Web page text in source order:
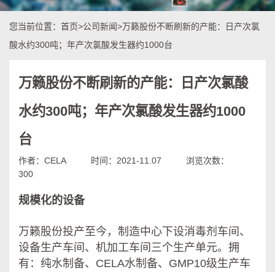
您当前位置： 首页>公司新闻>万籁股份不断刷新的产能：日产次氯
酸水约300吨；年产次氯酸发生器约1000台
万籁股份不断刷新的产能：日产次氯酸
水约300吨；年产次氯酸发生器约1000
台
作者：CELA 时间：2021-11.07
浏览次数：
300
规模化的设备
万籁股份投产至今，制造中心下设消毒剂车间、
设备生产车间、机加工车间三个生产单元。拥
有：纯水制备、CELA水制备、GMP10级生产车